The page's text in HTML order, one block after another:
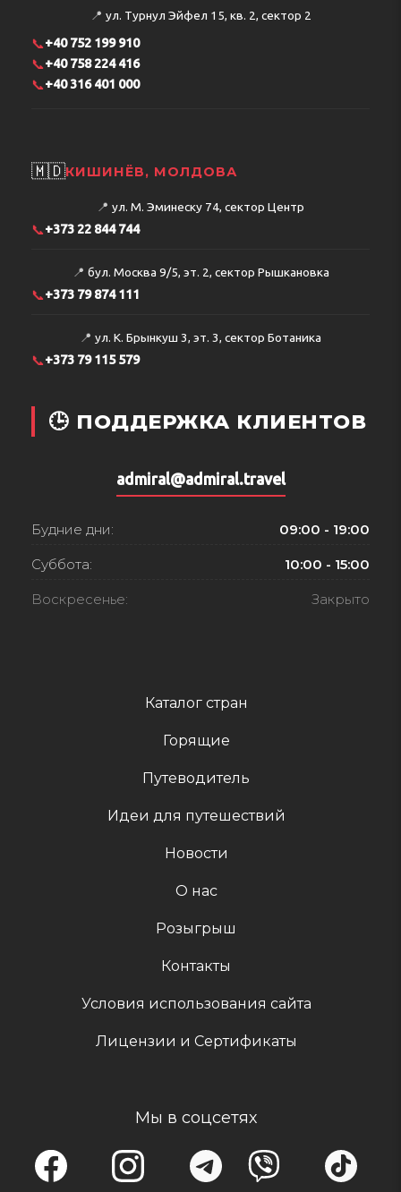
Каталог стран
Горящие
Путеводитель
Идеи для путешествий
Новости
О нас
Розыгрыш
Контакты
Условия использования сайта
Лицензии и Сертификаты
Мы в соцсетях
📍 ул. Турнул Эйфел 15, кв. 2, сектор 2
📞+40 752 199 910
📞+40 758 224 416
📞+40 316 401 000
🇲🇩КИШИНЁВ, МОЛДОВА
📍 ул. М. Эминеску 74, сектор Центр
📞+373 22 844 744
📍 бул. Москва 9/5, эт. 2, сектор Рышкановка
📞+373 79 874 111
📍 ул. К. Брынкуш 3, эт. 3, сектор Ботаника
📞+373 79 115 579
🕒 ПОДДЕРЖКА КЛИЕНТОВ
admiral@admiral.travel
Будние дни: 09:00 - 19:00
Суббота: 10:00 - 15:00
Воскресенье: Закрыто